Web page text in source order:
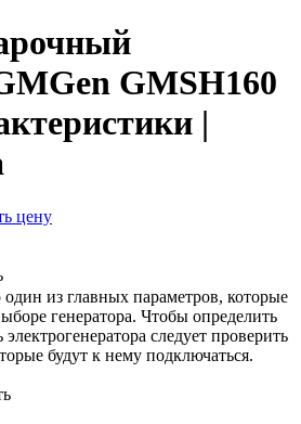
GMSH160
|
цену
из главных параметров, которые
генератора. Чтобы определить
следует проверить
будут к нему подключаться.